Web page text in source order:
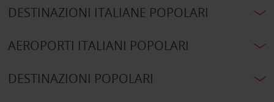
DESTINAZIONI ITALIANE POPOLARI
AEROPORTI ITALIANI POPOLARI
DESTINAZIONI POPOLARI